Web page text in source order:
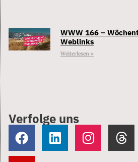
WWW 166 –
Weblinks
Weiterlesen »
Verfolge uns